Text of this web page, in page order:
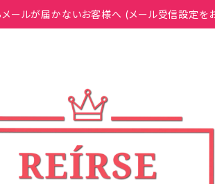
ールが届かないお客様へ (メール受信設定を